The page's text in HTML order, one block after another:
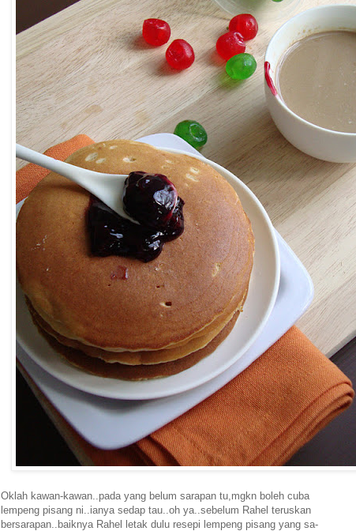
Oklah kawan-kawan..pada yang belum sarapan tu,mgkn boleh cuba
lempeng pisang ni..ianya sedap tau..oh ya..sebelum Rahel teruskan
bersarapan..baiknya Rahel letak dulu resepi lempeng pisang yang sa-